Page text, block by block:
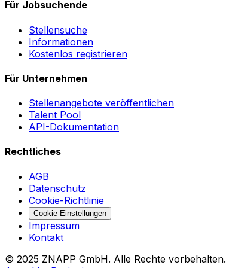
Für Jobsuchende
Stellensuche
Informationen
Kostenlos registrieren
Für Unternehmen
Stellenangebote veröffentlichen
Talent Pool
API-Dokumentation
Rechtliches
AGB
Datenschutz
Cookie-Richtlinie
Cookie-Einstellungen
Impressum
Kontakt
© 2025 ZNAPP GmbH. Alle Rechte vorbehalten.